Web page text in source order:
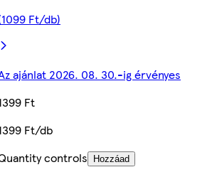
Ft/db)
ajánlat 2026. 08. 30.-ig érvényes
Ft
Ft/db
controls
Hozzáad